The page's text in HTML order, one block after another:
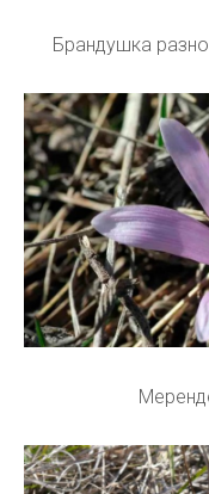
Брандушка